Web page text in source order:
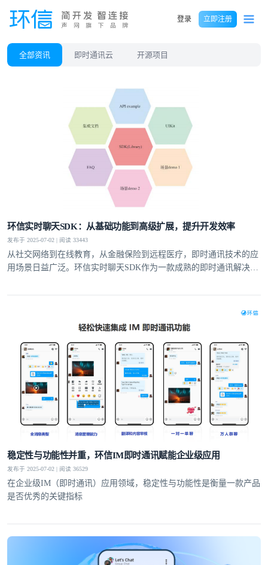
登录 立即注册
全部资讯 即时通讯云 开源项目
环信实时聊天SDK：从基础功能到高级扩展，提升开发效率
发布于 2025-07-02 | 阅读 33443
从社交网络到在线教育，从金融保险到远程医疗，即时通讯技术的应
用场景日益广泛。环信实时聊天SDK作为一款成熟的即时通讯解决方
效的开发工具，助力其快速构建安全、稳定、可定制的即时通讯应用
稳定性与功能性并重，环信IM即时通讯赋能企业级应用
发布于 2025-07-02 | 阅读 36529
在企业级IM（即时通讯）应用领域，稳定性与功能性是衡量一款产品
是否优秀的关键指标